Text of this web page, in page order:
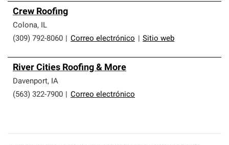
Crew Roofing
Colona, IL
(309) 792-8060
Correo electrónico Sitio web
River Cities Roofing & More
Davenport, IA
(563) 322-7900
Correo electrónico